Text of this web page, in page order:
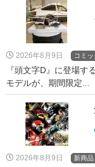
2026年8月9日 コミッ
『頭文字D』に登場
モデルが、期間限定...
2026年8月9日 新商品